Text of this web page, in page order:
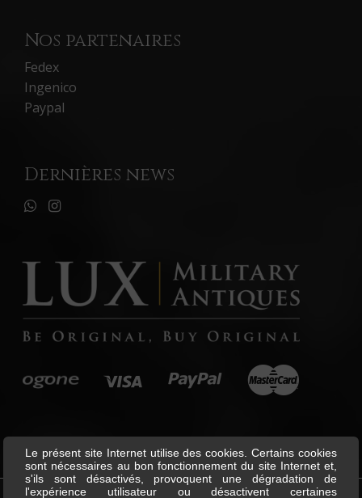
Nos partenaires
Fedex
Ingenico
Paypal
Dernières news
Le présent site Internet utilise des cookies. Certains cookies
sont nécessaires au bon fonctionnement du site Internet et,
s'ils sont désactivés, provoquent une dégradation de
l'expérience utilisateur ou désactivent certaines